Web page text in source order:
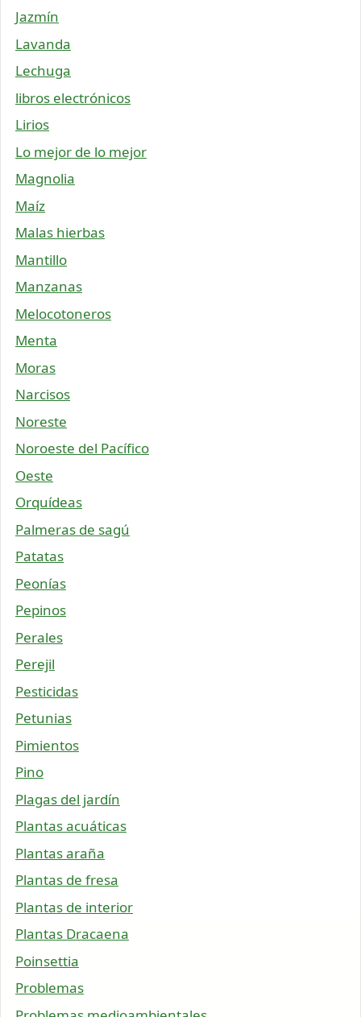
Jazmín
Lavanda
Lechuga
libros electrónicos
Lirios
Lo mejor de lo mejor
Magnolia
Maíz
Malas hierbas
Mantillo
Manzanas
Melocotoneros
Menta
Moras
Narcisos
Noreste
Noroeste del Pacífico
Oeste
Orquídeas
Palmeras de sagú
Patatas
Peonías
Pepinos
Perales
Perejil
Pesticidas
Petunias
Pimientos
Pino
Plagas del jardín
Plantas acuáticas
Plantas araña
Plantas de fresa
Plantas de interior
Plantas Dracaena
Poinsettia
Problemas